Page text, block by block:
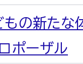
もの新た
ポーザル